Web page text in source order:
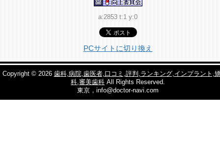
a:2853 t:1 y:0
PCサイトに切り換え
Copyright © 2026 歯科,病院,歯医者,口コミ,評判,ランキング,インプラント,
科,審美歯科 All Rights Reserved.
東京，info@doctor-navi.com